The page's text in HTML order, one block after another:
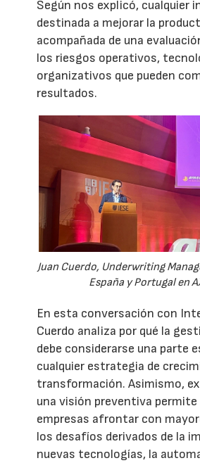
Según nos explicó, cualquier
destinada a mejorar la
acompañada de una
los riesgos operativos,
organizativos que pueden
resultados.
Juan Cuerdo, Underwriting
España y Portugal en
En esta conversación con
Cuerdo analiza por qué la
debe considerarse una parte
cualquier estrategia de
transformación. Asimismo,
una visión preventiva permite
empresas afrontar con
los desafíos derivados de la
nuevas tecnologías, la